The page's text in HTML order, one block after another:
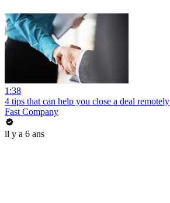
1:38
4 tips that can help you close a deal remotely
Fast Company
il y a 6 ans